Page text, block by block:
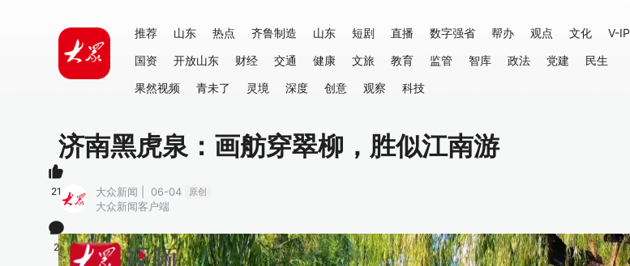
推荐 山东 热点 齐鲁制造 山东 短剧 直播 数字强省 帮办 观点 文化
V-IP
国资
开放山东 财经 交通 健康 文旅 教育 监管 智库 政法 党建
民生
果然视频
青未了 灵境 深度 创意 观察 科技
济南黑虎泉：画舫穿翠柳，胜似江南游
大众新闻 | 06-04 原创
大众新闻客户端
21
2